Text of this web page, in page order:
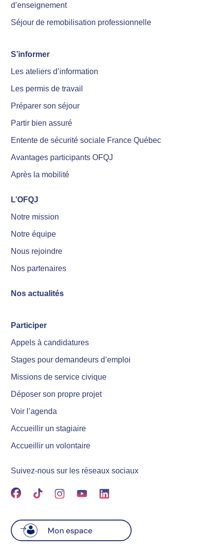
d’enseignement
Séjour de remobilisation professionnelle
S’informer
Les ateliers d’information
Les permis de travail
Préparer son séjour
Partir bien assuré
Entente de sécurité sociale France Québec
Avantages participants OFQJ
Après la mobilité
L’OFQJ
Notre mission
Notre équipe
Nous rejoindre
Nos partenaires
Nos actualités
Participer
Appels à candidatures
Stages pour demandeurs d’emploi
Missions de service civique
Déposer son propre projet
Voir l’agenda
Accueillir un stagiaire
Accueillir un volontaire
Suivez-nous sur les réseaux sociaux
Mon espace